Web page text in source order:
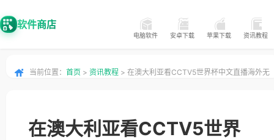
软件商店
电脑软件 安卓下载 苹果下载 资讯教程
当前位置： 首页 > 资讯教程 > 在澳大利亚看CCTV5世界杯中文直播海外无
在澳大利亚看CCTV5世界